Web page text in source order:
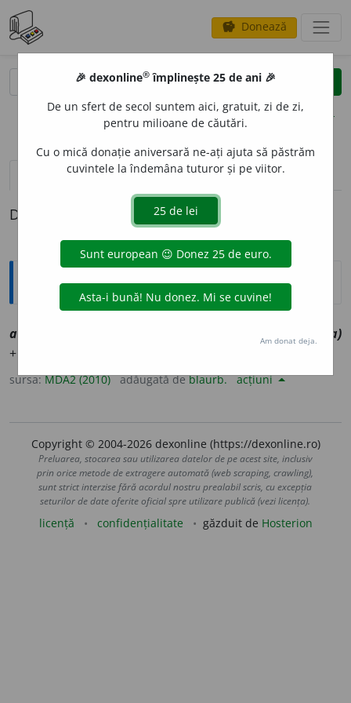
savings Donează
clear
opțiuni
definiții (1) pronunțievolume_up (42)
Definiția cu ID-ul 1006814:
Explicative DEX
adese
adese(a)
+
sursa:MDA2 (2010) adăugată deblaurb. acțiuni
Copyright © 2004-2026 dexonline (https://dexonline.ro)
Preluarea, stocarea sau utilizarea datelor de pe acest site, inclusiv
prin orice metode de extragere automată (web scraping, crawling),
sunt strict interzise fără acordul nostru prealabil scris, cu excepția
seturilor de date oferite oficial spre utilizare publică (vezi licența).
licență confidențialitate găzduit de Hosterion
🎉 dexonline® împlinește 25 de ani 🎉
De un sfert de secol suntem aici, gratuit, zi de zi,
pentru milioane de căutări.
Cu o mică donație aniversară ne-ați ajuta să păstrăm
cuvintele la îndemâna tuturor și pe viitor.
Am donat deja.